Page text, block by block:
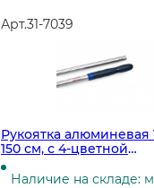
Арт.31-7039
Рукоятка алюминевая
150 см, с 4-цветной
кодировкой
Наличие на складе: